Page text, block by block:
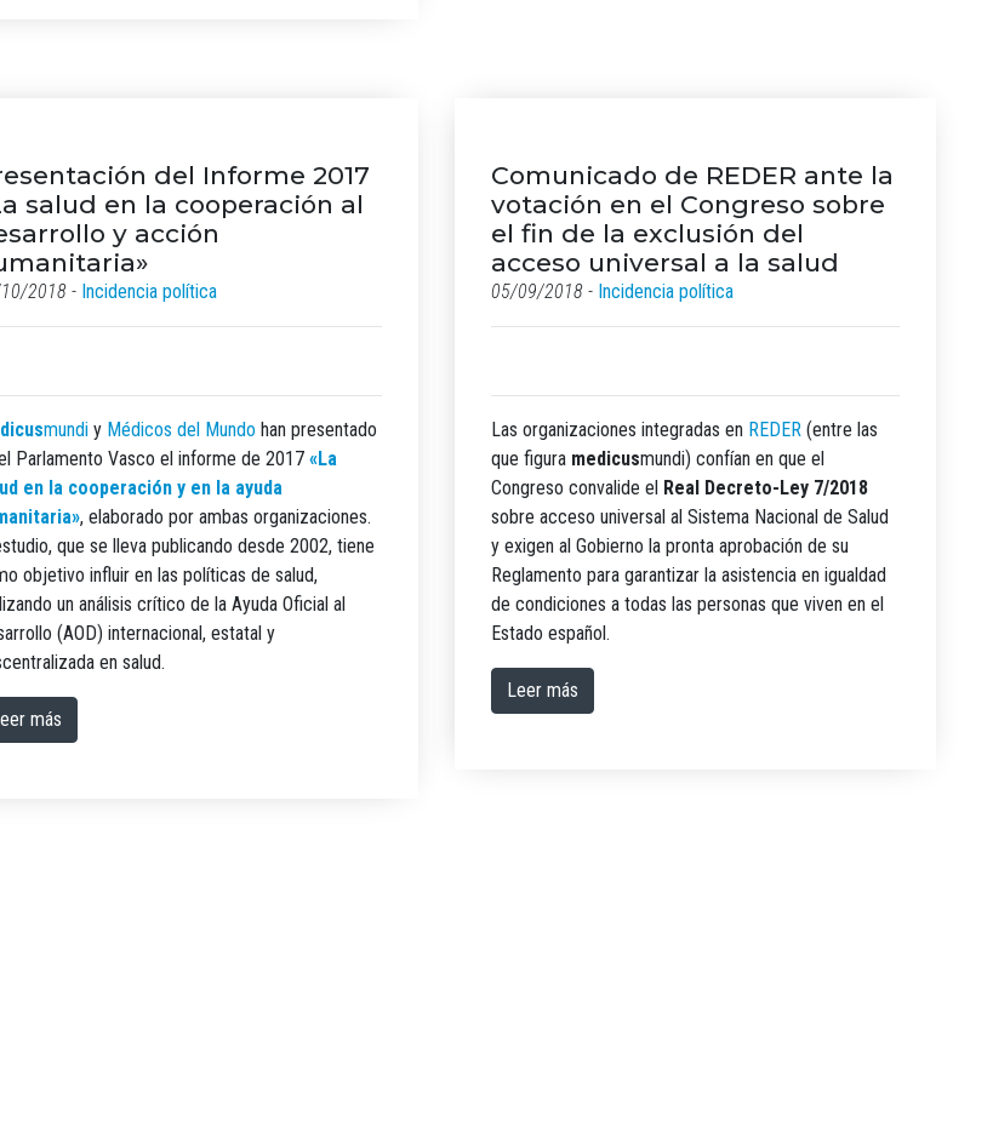
del Informe 2017
salud en la cooperación al
y acción
2018 - Incidencia política
mundiy Médicos del Mundo han presentado
Parlamento Vasco el informe de 2017«La
en la cooperación y en la ayuda
, elaborado por ambas organizaciones.
que se lleva publicando desde 2002, tiene
objetivo influir en las políticas de salud,
un análisis crítico de la Ayuda Oficial al
(AOD) internacional, estatal y
en salud.
más
Comunicado de REDER ante la
votación en el Congreso sobre
el fin de la exclusión del
acceso universal a la salud
05/09/2018 - Incidencia política
Las organizaciones integradas en REDER (entre las
que figura medicusmundi) confían en que el
Congreso convalide el Real Decreto-Ley 7/2018
sobre acceso universal al Sistema Nacional de Salud
y exigen al Gobierno la pronta aprobación de su
Reglamento para garantizar la asistencia en igualdad
de condiciones a todas las personas que viven en el
Estado español.
Leer más